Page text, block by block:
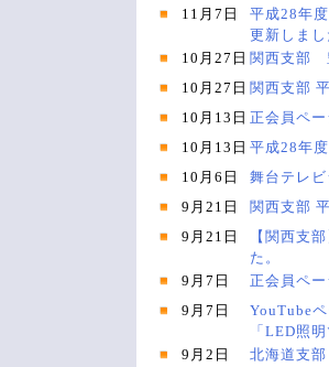
11月7日
平成28年
更新しまし
10月27日 関西支部
10月27日 関西支部
10月13日 正会員ペ
10月13日 平成28年
10月6日
舞台テレ
9月21日
関西支部
9月21日
【関西支
た。
9月7日
正会員ペ
9月7日
YouTube
「LED照
9月2日
北海道支